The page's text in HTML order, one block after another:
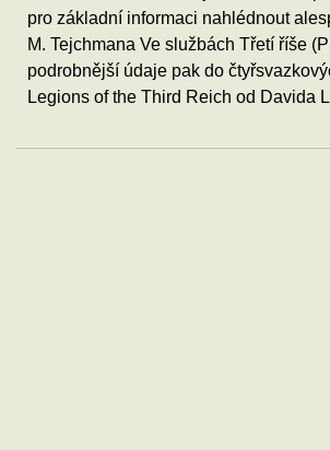
pro základní informaci nahlédnout
M. Tejchmana Ve službách Třetí říše
podrobnější údaje pak do
Legions of the Third Reich od Davida